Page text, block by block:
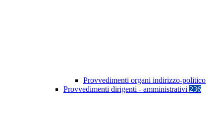
Provvedimenti organi indirizzo-politico
Provvedimenti dirigenti - amministrativi 236